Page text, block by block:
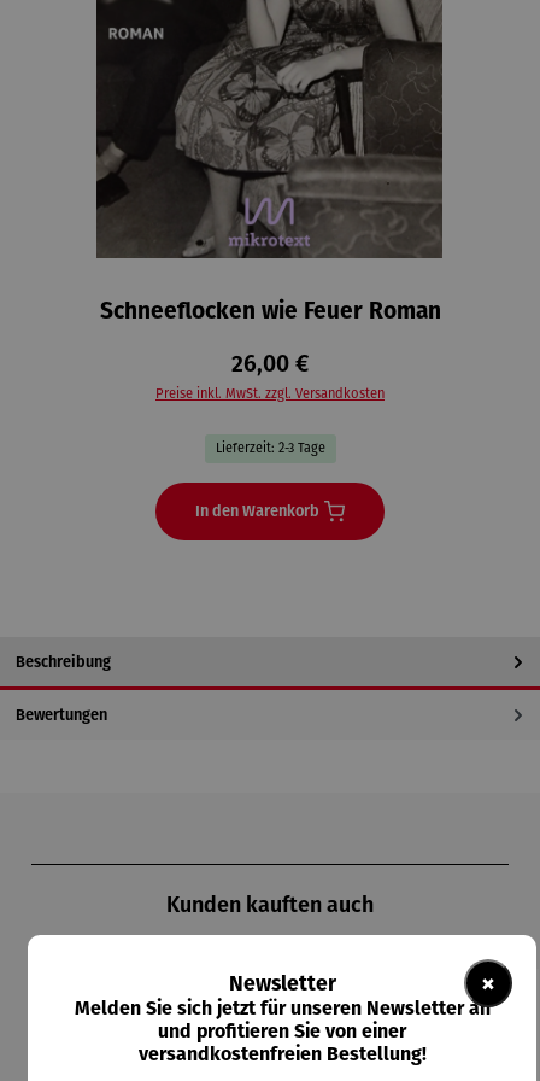
Schneeflocken wie Feuer Roman
26,00 €
Preise inkl. MwSt. zzgl. Versandkosten
Lieferzeit: 2-3 Tage
In den Warenkorb
Beschreibung
Bewertungen
Kunden kauften auch
×
Newsletter
Melden Sie sich jetzt für unseren Newsletter an
und profitieren Sie von einer
versandkostenfreien Bestellung!